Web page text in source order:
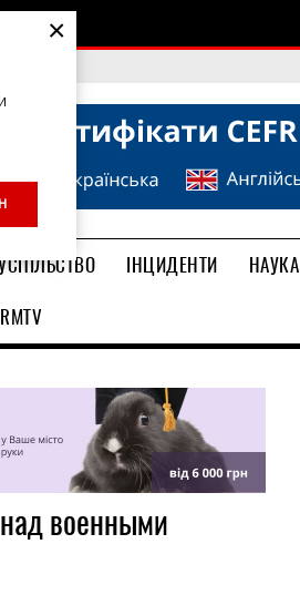
ІНЦИДЕНТИ НАУКА
военными
×